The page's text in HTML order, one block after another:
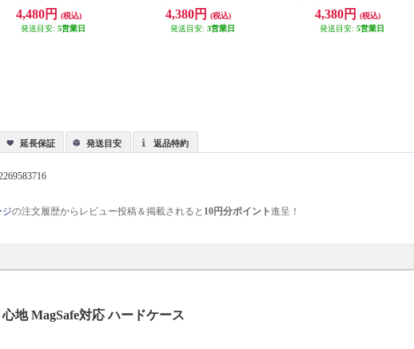
ンド付きハイブリッドクリアケ
ス シルバーリングスタンド TR-I
4,480円
(税込)
発送目安: 5営業日
USTBL
4,380円
(税込)
発送目安: 3営業日
ワイト AJ-IP25M2-CR-MWT
4,380円
(税込)
発送目安: 5営業日
延長保証 発送目安 返品特約
ジの注文履歴からレビュー投稿＆掲載されると 10円分ポイント進呈！
地 MagSafe対応 ハードケース